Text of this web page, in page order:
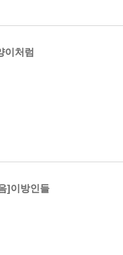
이처럼
]이방인들